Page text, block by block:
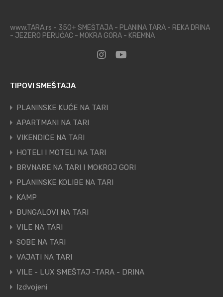
www.TARA.rs - 350+ SMEŠTAJA - PLANINA TARA - REKA DRINA
- JEZERO PERUĆAC - MOKRA GORA - KREMNA
TIPOVI SMEŠTAJA
PLANINSKE KUĆE NA TARI
APARTMANI NA TARI
VIKENDICE NA TARI
HOTELI I MOTELI NA TARI
BRVNARE NA TARI I MOKROJ GORI
PLANINSKE KOLIBE NA TARI
KAMP
BUNGALOVI NA TARI
VILE NA TARI
SOBE NA TARI
VAJATI NA TARI
VILE - LUX SMEŠTAJ -TARA - DRINA
Izdvojeni